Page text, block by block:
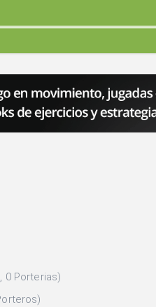
0 Porterias)